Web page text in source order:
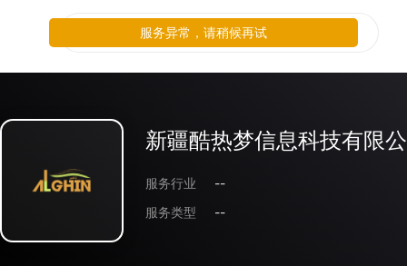
新疆酷热梦信息科技有限
服务行业
--
服务类型
--
服务异常，请稍候再试